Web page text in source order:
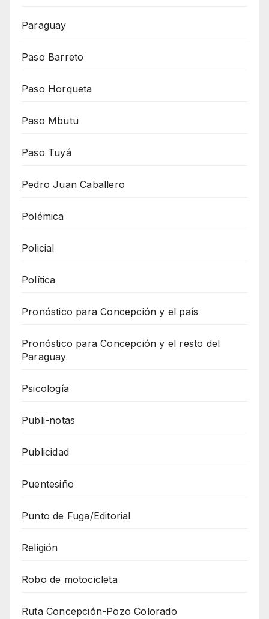
Paraguay
Paso Barreto
Paso Horqueta
Paso Mbutu
Paso Tuyá
Pedro Juan Caballero
Polémica
Policial
Política
Pronóstico para Concepción y el país
Pronóstico para Concepción y el resto del
Paraguay
Psicología
Publi-notas
Publicidad
Puentesiño
Punto de Fuga/Editorial
Religión
Robo de motocicleta
Ruta Concepción-Pozo Colorado